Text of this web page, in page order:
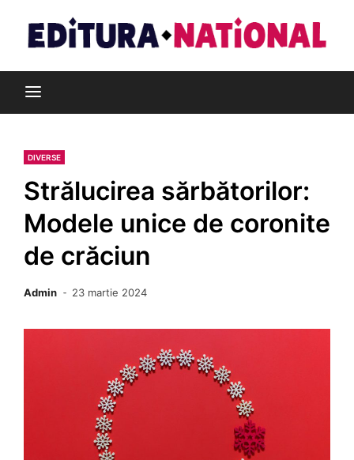
content
Editura Național
DIVERSE
Strălucirea sărbătorilor:
Modele unice de coronite
de crăciun
Admin 23 martie 2024